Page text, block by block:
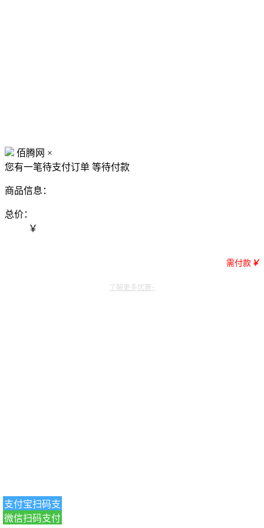
佰腾网 ×
您有一笔待支付订单 等待付款
商品信息：
总价：
￥
需付款 ￥
支付宝扫码支
付
微信扫码支付
了解更多优惠~